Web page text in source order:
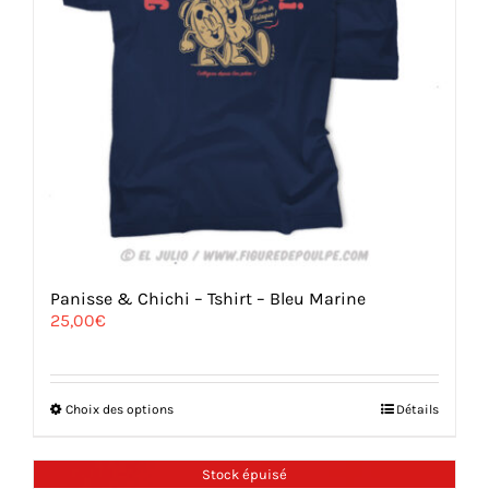
Panisse & Chichi – Tshirt – Bleu Marine
25,00€
Choix des optionsCe
plusieurs
Détails
Stock épuisé